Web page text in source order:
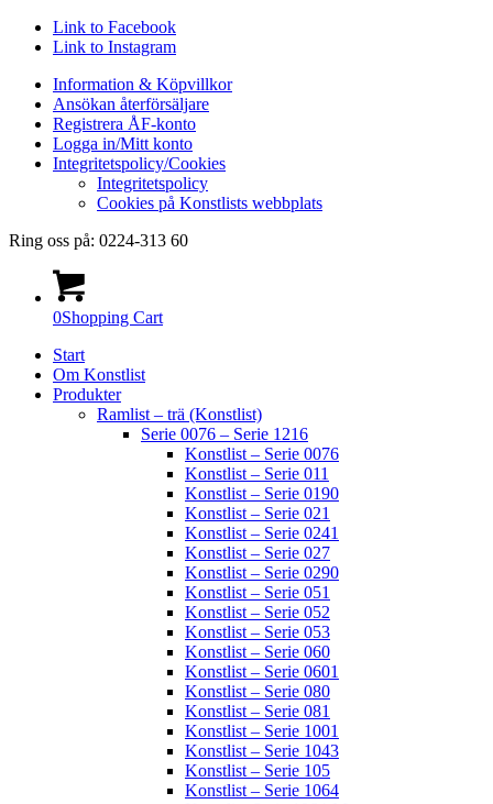
Link to Facebook
Link to Instagram
Information & Köpvillkor
Ansökan återförsäljare
Registrera ÅF-konto
Logga in/Mitt konto
Integritetspolicy/Cookies
Integritetspolicy
Cookies på Konstlists webbplats
Ring oss på: 0224-313 60
0Shopping Cart
Start
Om Konstlist
Produkter
Ramlist – trä (Konstlist)
Serie 0076 – Serie 1216
Konstlist – Serie 0076
Konstlist – Serie 011
Konstlist – Serie 0190
Konstlist – Serie 021
Konstlist – Serie 0241
Konstlist – Serie 027
Konstlist – Serie 0290
Konstlist – Serie 051
Konstlist – Serie 052
Konstlist – Serie 053
Konstlist – Serie 060
Konstlist – Serie 0601
Konstlist – Serie 080
Konstlist – Serie 081
Konstlist – Serie 1001
Konstlist – Serie 1043
Konstlist – Serie 105
Konstlist – Serie 1064